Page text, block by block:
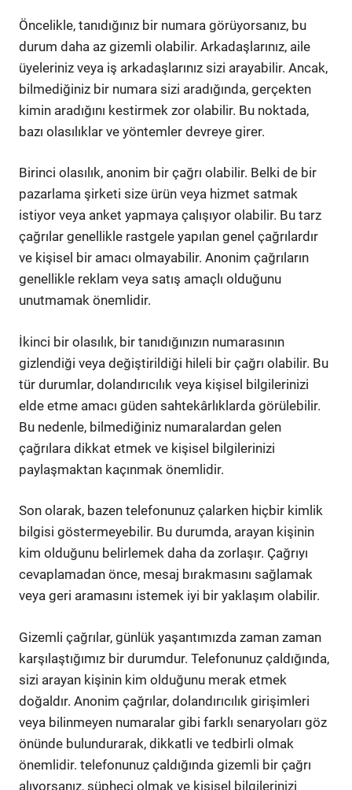
Öncelikle, tanıdığınız bir numara görüyorsanız, bu
durum daha az gizemli olabilir. Arkadaşlarınız, aile
üyeleriniz veya iş arkadaşlarınız sizi arayabilir. Ancak,
bilmediğiniz bir numara sizi aradığında, gerçekten
kimin aradığını kestirmek zor olabilir. Bu noktada,
bazı olasılıklar ve yöntemler devreye girer.
Birinci olasılık, anonim bir çağrı olabilir. Belki de bir
pazarlama şirketi size ürün veya hizmet satmak
istiyor veya anket yapmaya çalışıyor olabilir. Bu tarz
çağrılar genellikle rastgele yapılan genel çağrılardır
ve kişisel bir amacı olmayabilir. Anonim çağrıların
genellikle reklam veya satış amaçlı olduğunu
unutmamak önemlidir.
İkinci bir olasılık, bir tanıdığınızın numarasının
gizlendiği veya değiştirildiği hileli bir çağrı olabilir. Bu
tür durumlar, dolandırıcılık veya kişisel bilgilerinizi
elde etme amacı güden sahtekârlıklarda görülebilir.
Bu nedenle, bilmediğiniz numaralardan gelen
çağrılara dikkat etmek ve kişisel bilgilerinizi
paylaşmaktan kaçınmak önemlidir.
Son olarak, bazen telefonunuz çalarken hiçbir kimlik
bilgisi göstermeyebilir. Bu durumda, arayan kişinin
kim olduğunu belirlemek daha da zorlaşır. Çağrıyı
cevaplamadan önce, mesaj bırakmasını sağlamak
veya geri aramasını istemek iyi bir yaklaşım olabilir.
Gizemli çağrılar, günlük yaşantımızda zaman zaman
karşılaştığımız bir durumdur. Telefonunuz çaldığında,
sizi arayan kişinin kim olduğunu merak etmek
doğaldır. Anonim çağrılar, dolandırıcılık girişimleri
veya bilinmeyen numaralar gibi farklı senaryoları göz
önünde bulundurarak, dikkatli ve tedbirli olmak
önemlidir. telefonunuz çaldığında gizemli bir çağrı
alıyorsanız, şüpheci olmak ve kişisel bilgilerinizi